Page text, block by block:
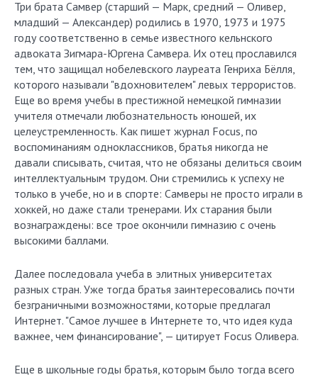
Три брата Самвер (старший — Марк, средний — Оливер,
младший — Александер) родились в 1970, 1973 и 1975
году соответственно в семье известного кельнского
адвоката Зигмара-Юргена Самвера. Их отец прославился
тем, что защищал нобелевского лауреата Генриха Бёлля,
которого называли "вдохновителем" левых террористов.
Еще во время учебы в престижной немецкой гимназии
учителя отмечали любознательность юношей, их
целеустремленность. Как пишет журнал Focus, по
воспоминаниям одноклассников, братья никогда не
давали списывать, считая, что не обязаны делиться своим
интеллектуальным трудом. Они стремились к успеху не
только в учебе, но и в спорте: Самверы не просто играли в
хоккей, но даже стали тренерами. Их старания были
вознаграждены: все трое окончили гимназию с очень
высокими баллами.
Далее последовала учеба в элитных университетах
разных стран. Уже тогда братья заинтересовались почти
безграничными возможностями, которые предлагал
Интернет. "Самое лучшее в Интернете то, что идея куда
важнее, чем финансирование", — цитирует Focus Оливера.
Еще в школьные годы братья, которым было тогда всего